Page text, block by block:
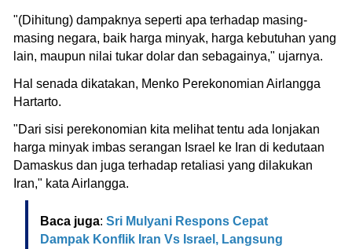
"(Dihitung) dampaknya seperti apa terhadap masing-
masing negara, baik harga minyak, harga kebutuhan yang
lain, maupun nilai tukar dolar dan sebagainya," ujarnya.
Hal senada dikatakan, Menko Perekonomian Airlangga
Hartarto.
"Dari sisi perekonomian kita melihat tentu ada lonjakan
harga minyak imbas serangan Israel ke Iran di kedutaan
Damaskus dan juga terhadap retaliasi yang dilakukan
Iran," kata Airlangga.
Baca juga: Sri Mulyani Respons Cepat
Dampak Konflik Iran Vs Israel, Langsung